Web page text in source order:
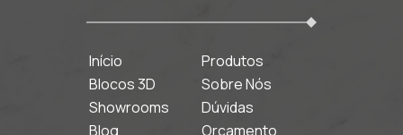
Início
Produtos
Blocos 3D
Sobre Nós
Showrooms
Dúvidas
Blog
Orçamento